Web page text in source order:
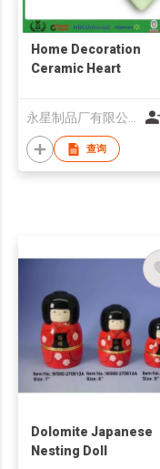
Home Decoration
Ceramic Heart
查询
Dolomite Japanese
Nesting Doll